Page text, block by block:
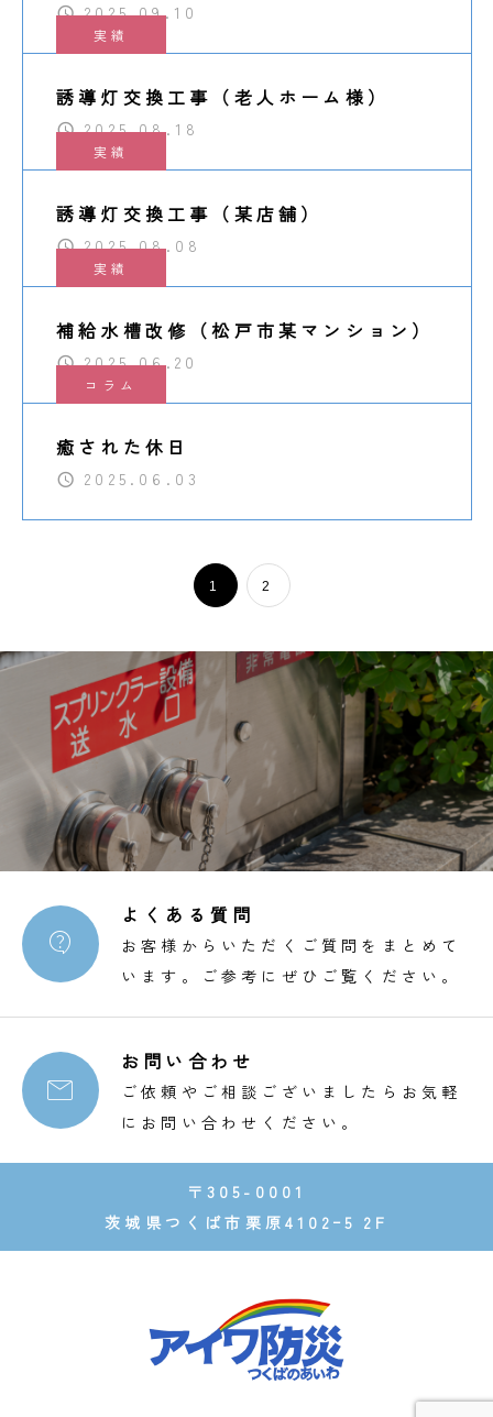
2025.09.10
実績
誘導灯交換工事（老人ホーム様）
2025.08.18
実績
誘導灯交換工事（某店舗）
2025.08.08
実績
補給水槽改修（松戸市某マンション）
2025.06.20
コラム
癒された休日
2025.06.03
1 2

よくある質問
お客様からいただくご質問をまとめて
います。ご参考にぜひご覧ください。

お問い合わせ
ご依頼やご相談ございましたらお気軽
にお問い合わせください。
〒305-0001
茨城県つくば市栗原4102ｰ5 2F